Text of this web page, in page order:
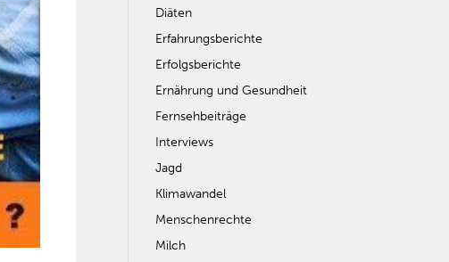
Diäten
Erfahrungsberichte
Erfolgsberichte
Ernährung und Gesundheit
Fernsehbeiträge
Interviews
Jagd
Klimawandel
Menschenrechte
Milch